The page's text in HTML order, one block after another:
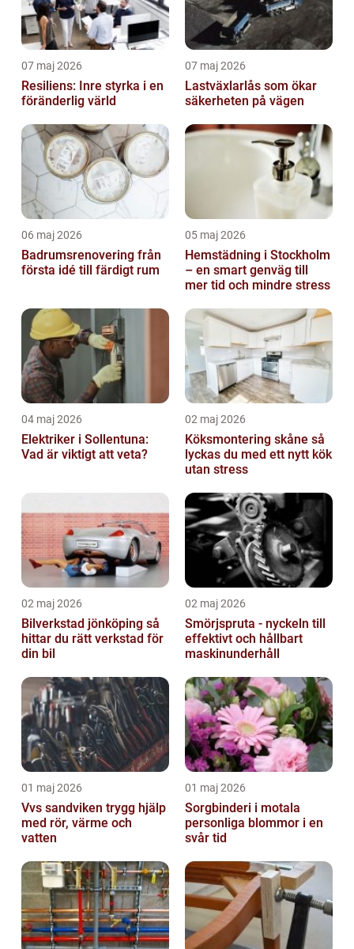
07 maj 2026
Resiliens: Inre styrka i en
föränderlig värld
07 maj 2026
Lastväxlarlås som ökar
säkerheten på vägen
06 maj 2026
Badrumsrenovering från
första idé till färdigt rum
05 maj 2026
Hemstädning i Stockholm
– en smart genväg till
mer tid och mindre stress
04 maj 2026
Elektriker i Sollentuna:
Vad är viktigt att veta?
02 maj 2026
Köksmontering skåne så
lyckas du med ett nytt kök
utan stress
02 maj 2026
Bilverkstad jönköping så
hittar du rätt verkstad för
din bil
02 maj 2026
Smörjspruta - nyckeln till
effektivt och hållbart
maskinunderhåll
01 maj 2026
Vvs sandviken trygg hjälp
med rör, värme och
vatten
01 maj 2026
Sorgbinderi i motala
personliga blommor i en
svår tid